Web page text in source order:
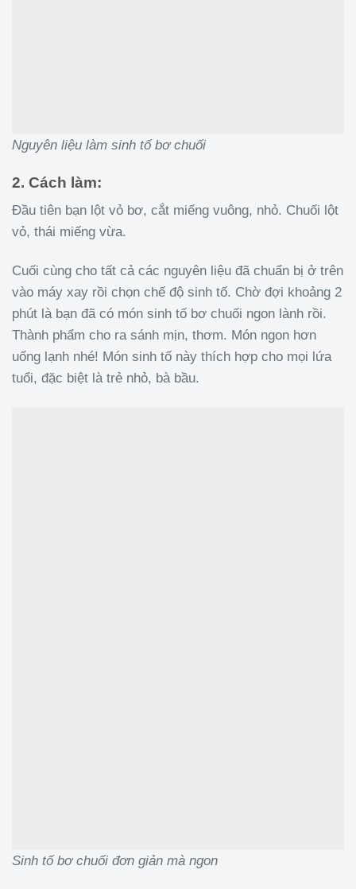
Nguyên liệu làm sinh tố bơ chuối
2. Cách làm:
Đầu tiên bạn lột vỏ bơ, cắt miếng vuông, nhỏ. Chuối lột
vỏ, thái miếng vừa.
Cuối cùng cho tất cả các nguyên liệu đã chuẩn bị ở trên
vào máy xay rồi chọn chế độ sinh tố. Chờ đợi khoảng 2
phút là bạn đã có món sinh tố bơ chuối ngon lành rồi.
Thành phẩm cho ra sánh mịn, thơm. Món ngon hơn
uống lạnh nhé! Món sinh tố này thích hợp cho mọi lứa
tuổi, đặc biệt là trẻ nhỏ, bà bầu.
Sinh tố bơ chuối đơn giản mà ngon